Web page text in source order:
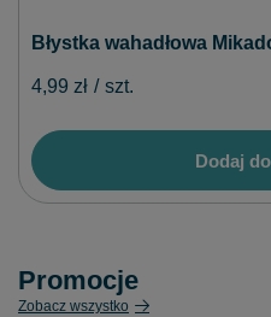
Błystka wahadłowa
4,99 zł / szt.
Dodaj
Promocje
Zobacz wszystko